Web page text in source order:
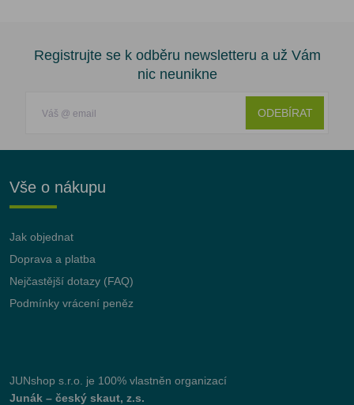
Registrujte se k odběru newsletteru a už Vám
nic neunikne
ODEBÍRAT
Vše o nákupu
Jak objednat
Doprava a platba
Nejčastější dotazy (FAQ)
Podmínky vrácení peněz
JUNshop s.r.o.
je 100% vlastněn organizací
Junák – český skaut, z.s.